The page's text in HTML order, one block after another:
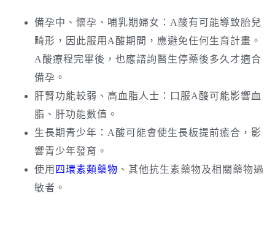
備孕中、懷孕、哺乳期婦女：A酸有可能導致胎兒
畸形，因此服用A酸期間，應避免任何生育計畫。
A酸療程完畢後，也應諮詢醫生停藥後多久才適合
備孕。
肝腎功能較弱、高血脂人士：口服A酸可能影響血
脂、肝功能數值。
生長期青少年：A酸可能會使生長板提前癒合，影
響青少年發育。
使用 四環素類藥物 、其他抗生素藥物及相關藥物過
敏者。